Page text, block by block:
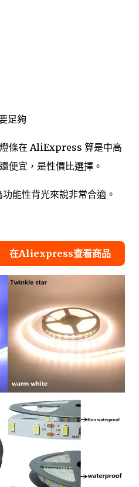
足夠
條在 AliExpress 算是中高
便宜，是性價比選擇。
功能性背光來說非常合適。
在Aliexpress查看商品